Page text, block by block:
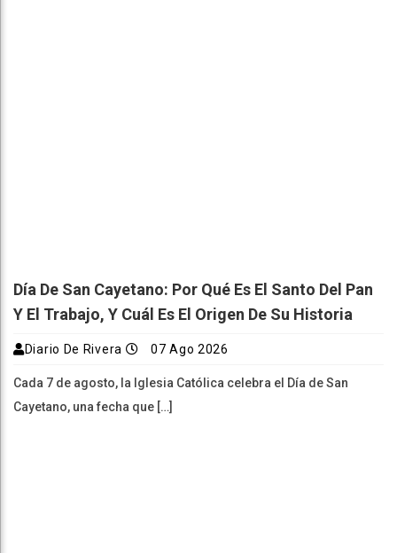
Día De San Cayetano: Por Qué Es El Santo Del Pan
Y El Trabajo, Y Cuál Es El Origen De Su Historia
Diario De Rivera 07 Ago 2026
Cada 7 de agosto, la Iglesia Católica celebra el Día de San
Cayetano, una fecha que […]